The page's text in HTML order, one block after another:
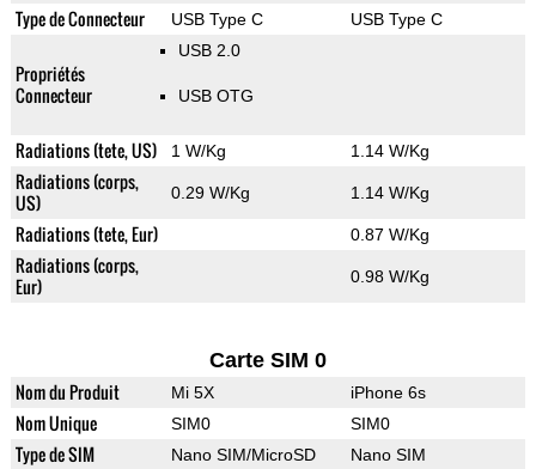
Type de Connecteur USB Type C USB Type C
Propriétés
Connecteur
USB 2.0
USB OTG
Radiations (tete, US) 1 W/Kg 1.14 W/Kg
Radiations (corps,
US)
0.29 W/Kg 1.14 W/Kg
Radiations (tete, Eur) 0.87 W/Kg
Radiations (corps,
Eur)
0.98 W/Kg
Carte SIM 0
Nom du Produit Mi 5X iPhone 6s
Nom Unique SIM0 SIM0
Type de SIM Nano SIM/MicroSD Nano SIM